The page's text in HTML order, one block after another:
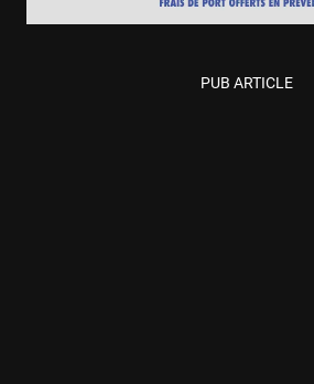
PUB ARTICLE